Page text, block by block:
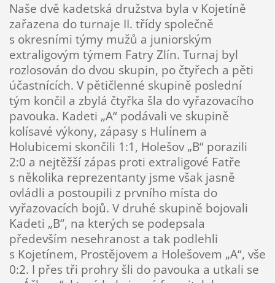
Naše dvě kadetská družstva byla v Kojetíně
zařazena do turnaje II. třídy společně
s okresními týmy mužů a juniorským
extraligovým týmem Fatry Zlín. Turnaj byl
rozlosován do dvou skupin, po čtyřech a pěti
účastnících. V pětičlenné skupině poslední
tým končil a zbylá čtyřka šla do vyřazovacího
pavouka. Kadeti „A“ podávali ve skupině
kolísavé výkony, zápasy s Hulínem a
Holubicemi skončili 1:1, Holešov „B“ porazili
2:0 a nejtěžší zápas proti extraligové Fatře
s několika reprezentanty jsme však jasně
ovládli a postoupili z prvního místa do
vyřazovacích bojů. V druhé skupině bojovali
Kadeti „B“, na kterých se podepsala
především nesehranost a tak podlehli
s Kojetínem, Prostějovem a Holešovem „A“, vše
0:2. I přes tři prohry šli do pavouka a utkali se